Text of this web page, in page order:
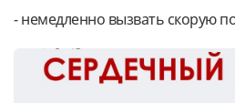
- немедленно вызвать скорую